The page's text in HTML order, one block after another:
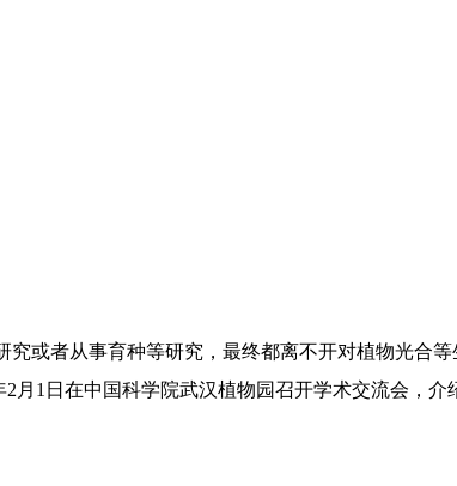
或者从事育种等研究，最终都离不开对植物光合等
1日在中国科学院武汉植物园召开学术交流会，介